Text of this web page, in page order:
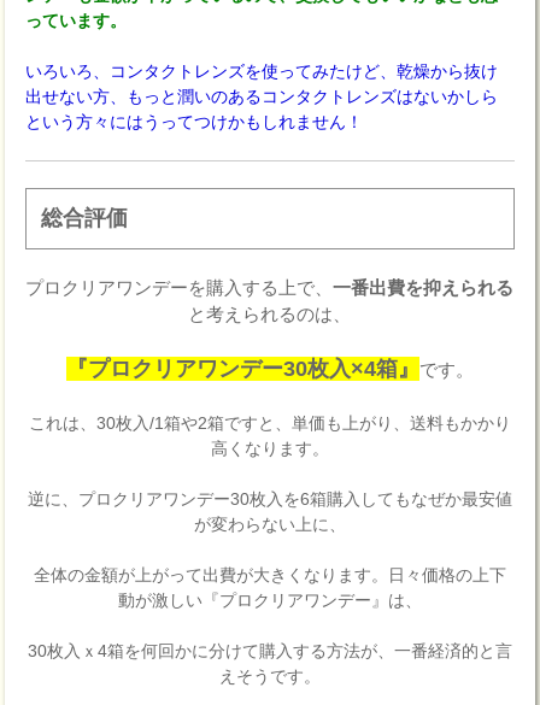
っています。
いろいろ、コンタクトレンズを使ってみたけど、乾燥から抜け
出せない方、もっと潤いのあるコンタクトレンズはないかしら
という方々にはうってつけかもしれません！
総合評価
プロクリアワンデーを購入する上で、一番出費を抑えられる
と考えられるのは、
『プロクリアワンデー30枚入×4箱』 です。
これは、30枚入/1箱や2箱ですと、単価も上がり、送料もかかり
高くなります。
逆に、プロクリアワンデー30枚入を6箱購入してもなぜか最安値
が変わらない上に、
全体の金額が上がって出費が大きくなります。日々価格の上下
動が激しい『プロクリアワンデー』は、
30枚入ｘ4箱を何回かに分けて購入する方法が、一番経済的と言
えそうです。